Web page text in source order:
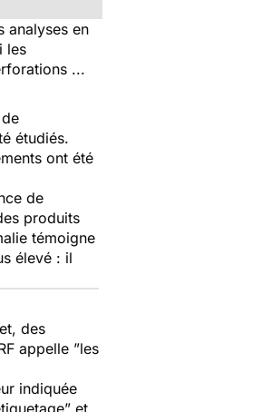
analyses en
les
...
étudiés.
ont été
de
produits
témoigne
élevé : il
des
appelle ”les
indiquée
” et